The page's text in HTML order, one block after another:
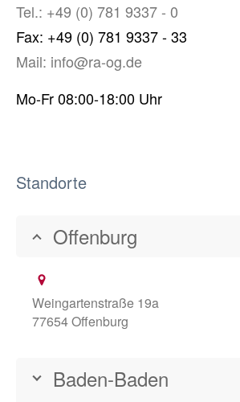
Tel.: +49 (0) 781 9337 - 0
Fax: +49 (0) 781 9337 - 33
Mail: info@ra-og.de
Mo-Fr 08:00-18:00 Uhr
Standorte
Offenburg
Weingartenstraße 19a
77654 Offenburg
Baden-Baden